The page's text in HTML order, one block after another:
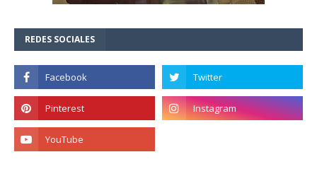
REDES SOCIALES